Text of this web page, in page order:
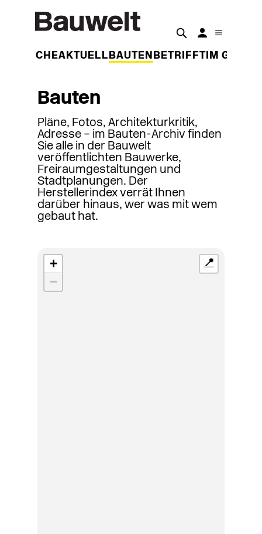
WOCHEAKTUELL BAUTEN BETRIFFT IM
Bauten
Pläne, Fotos, Architekturkritik,
Adresse – im Bauten-Archiv finden
Sie alle in der Bauwelt
veröffentlichten Bauwerke,
Freiraumgestaltungen und
Stadtplanungen. Der
Herstellerindex verrät Ihnen
darüber hinaus, wer was mit wem
gebaut hat.
+
−
📍